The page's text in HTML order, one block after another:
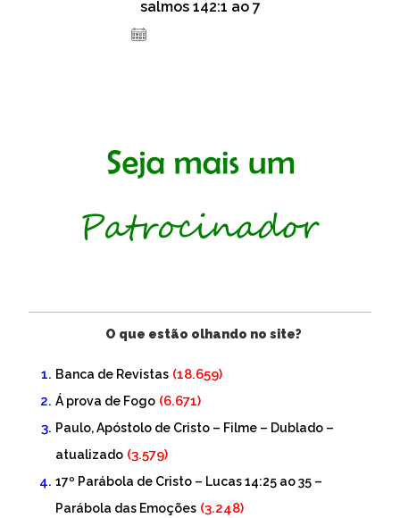
salmos 142:1 ao 7
O que estão olhando no site?
Banca de Revistas (18.659)
Á prova de Fogo (6.671)
Paulo, Apóstolo de Cristo – Filme – Dublado –
atualizado (3.579)
17º Parábola de Cristo – Lucas 14:25 ao 35 –
Parábola das Emoções (3.248)